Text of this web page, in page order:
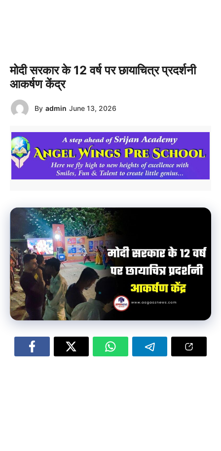
मोदी सरकार के 12 वर्ष पर छायाचित्र प्रदर्शनी
आकर्षण केंद्र
By admin June 13, 2026